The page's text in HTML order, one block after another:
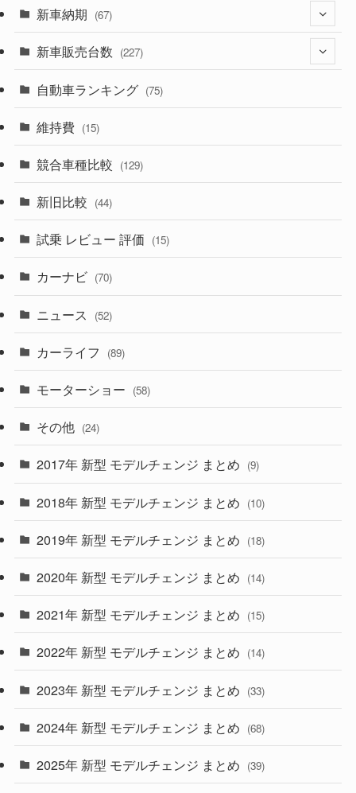
(330)
(526)
(357)
(328)
(194)
(230)
(253)
(242)
(85)
(84)
(14)
(222)
(50)
(43)
(6)
(9)
(4)
(30)
(27)
(58)
(28)
(27)
(26)
(33)
(10)
(35)
(10)
(9)
(22)
(4)
(9)
新車納期 (67)
(28)
(8)
(3)
(3)
(5)
(1)
新車販売台数 (227)
(21)
(5)
(7)
(5)
自動車ランキング (75)
維持費 (15)
競合車種比較 (129)
新旧比較 (44)
試乗 レビュー 評価 (15)
カーナビ (70)
ニュース (52)
カーライフ (89)
モーターショー (58)
その他 (24)
2017年 新型 モデルチェンジ まとめ (9)
2018年 新型 モデルチェンジ まとめ (10)
2019年 新型 モデルチェンジ まとめ (18)
2020年 新型 モデルチェンジ まとめ (14)
2021年 新型 モデルチェンジ まとめ (15)
2022年 新型 モデルチェンジ まとめ (14)
2023年 新型 モデルチェンジ まとめ (33)
2024年 新型 モデルチェンジ まとめ (68)
2025年 新型 モデルチェンジ まとめ (39)